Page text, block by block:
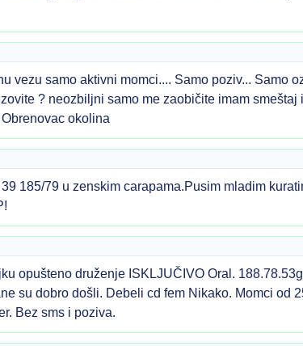
vezu samo aktivni momci.... Samo poziv... Samo
? neozbiljni samo me zaobičite imam
okolina
185/79 u zenskim carapama.Pusim mladim
opušteno druženje ISKLJUČIVO Oral.
su dobro došli. Debeli cd fem Nikako. Momci od
Bez sms i poziva.